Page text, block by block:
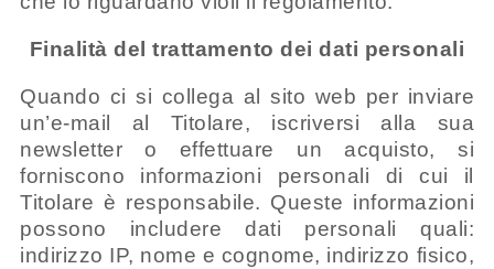
Finalità del trattamento dei dati personali
Quando ci si collega al sito web per inviare
un’e-mail al Titolare, iscriversi alla sua
newsletter o effettuare un acquisto, si
forniscono informazioni personali di cui il
Titolare è responsabile. Queste informazioni
possono includere dati personali quali:
indirizzo IP, nome e cognome, indirizzo fisico,